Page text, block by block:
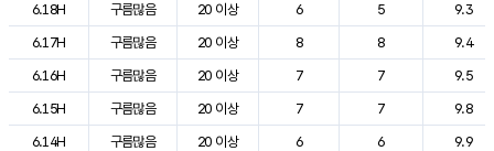
6.18H
구름많음 20 이상 6 5
9.3
6.17H
구름많음 20 이상 8 8
9.4
6.16H
구름많음 20 이상 7 7
9.5
6.15H
구름많음 20 이상 7 7
9.8
6.14H
구름많음 20 이상 6 6
9.9